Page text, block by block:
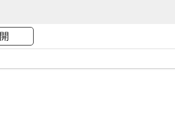
並有一小儲藏空間，1樓及B1